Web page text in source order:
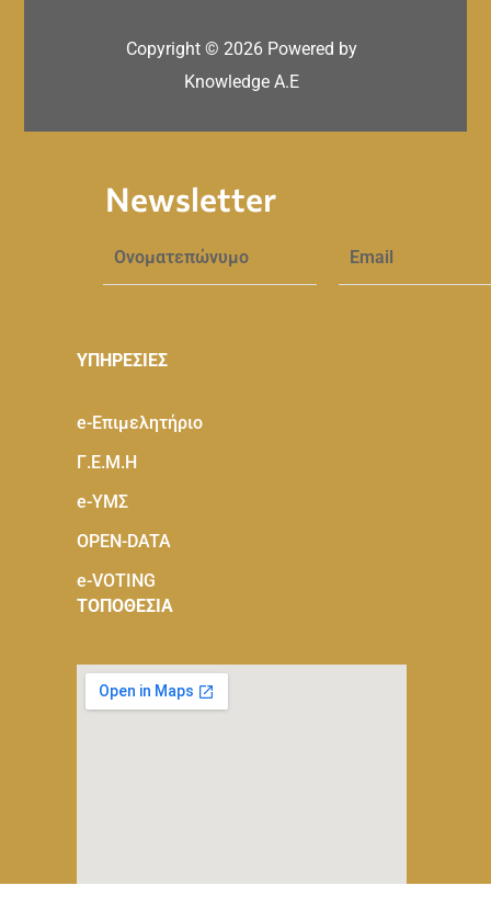
Copyright © 2026 Powered by
Knowledge A.E
Newsletter
ΥΠΗΡΕΣΙΕΣ
e-Eπιμελητήριο
Γ.Ε.Μ.Η
e-ΥΜΣ
OPEN-DATA
e-VOTING
ΤΟΠΟΘΕΣΙΑ